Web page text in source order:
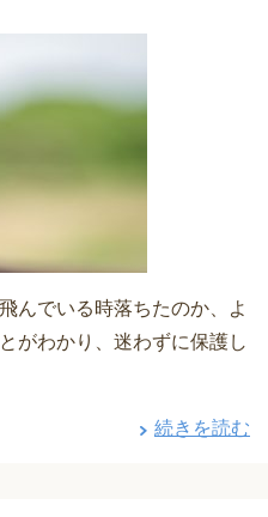
んでいる時落ちたのか、よ
がわかり、迷わずに保護し
続きを読む